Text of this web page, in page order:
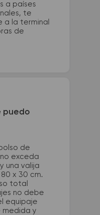
a países
te
a la terminal
de
puedo
de
exceda
una valija
x 30 cm.
total
no debe
equipaje
medida y